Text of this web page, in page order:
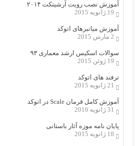
آموزش نصب رویت آرشیتکت ۲۰۱۴
19 ژانویه 2015
آموزش میانبرهای اتوکد
2 مارس 2015
سوالات اسکیس ارشد معماری ۹۳
19 ژوئن 2015
ترفند های اتوکد
21 ژانویه 2015
آموزش کامل فرمان Scale در اتوکد
31 ژانویه 2016
پایان نامه موزه آثار باستانی
18 ژانویه 2015